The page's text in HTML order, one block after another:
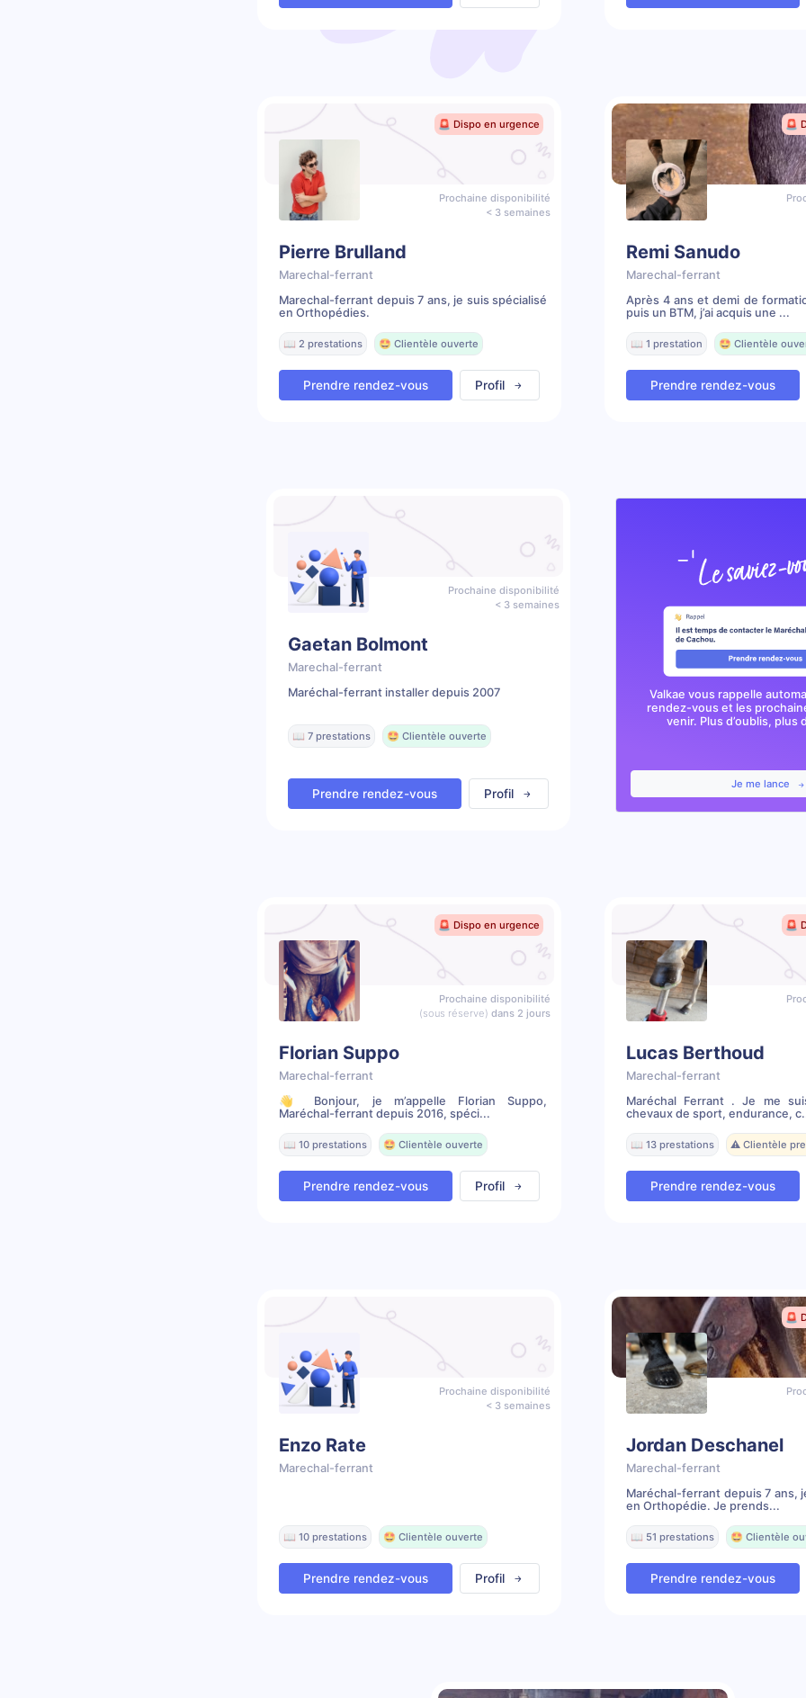
🚨 Dispo en urgence
Prochaine disponibilité
< 3 semaines
Pierre Brulland
Marechal-ferrant
Marechal-ferrant depuis 7 ans, je suis spécialisé
en Orthopédies.
📖 2 prestations 🤩 Clientèle ouverte
Prendre rendez-vous Profil
🚨
Remi Sanudo
Marechal-ferrant
Après 4 ans et demi de
puis un BTM, j’ai acquis une ...
📖 1 prestation 🤩 Clientèle
Prendre rendez-vous
Prochaine disponibilité
< 3 semaines
Gaetan Bolmont
Marechal-ferrant
Maréchal-ferrant installer depuis 2007
📖 7 prestations 🤩 Clientèle ouverte
Prendre rendez-vous Profil
Valkae vous rappelle
rendez-vous et les
venir. Plus d’oublis, plus
Je me lance
🚨 Dispo en urgence
Prochaine disponibilité
(sous réserve) dans 2 jours
Florian Suppo
Marechal-ferrant
👋 Bonjour, je m’appelle Florian Suppo,
Maréchal-ferrant depuis 2016, spéci...
📖 10 prestations 🤩 Clientèle ouverte
Prendre rendez-vous Profil
🚨
Lucas Berthoud
Marechal-ferrant
Maréchal Ferrant . Je me
chevaux de sport, endurance,
📖 13 prestations ⚠️ Clientèle
Prendre rendez-vous
Prochaine disponibilité
< 3 semaines
Enzo Rate
Marechal-ferrant
📖 10 prestations 🤩 Clientèle ouverte
Prendre rendez-vous Profil
🚨
Jordan Deschanel
Marechal-ferrant
Maréchal-ferrant depuis 7 ans,
en Orthopédie. Je prends...
📖 51 prestations 🤩 Clientèle
Prendre rendez-vous